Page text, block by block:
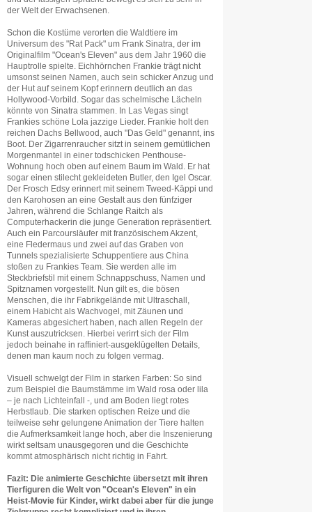
der Welt der Erwachsenen.
Schon die Kostüme verorten die Waldtiere im
Universum des "Rat Pack" um Frank Sinatra, der im
Originalfilm "Ocean's Eleven" aus dem Jahr 1960 die
Hauptrolle spielte. Eichhörnchen Frankie trägt nicht
umsonst seinen Namen, auch sein schicker Anzug und
der Hut auf seinem Kopf erinnern deutlich an das
Hollywood-Vorbild. Sogar das schelmische Lächeln
könnte von Sinatra stammen. In Las Vegas singt
Frankies schöne Lola jazzige Lieder. Frankie holt den
reichen Dachs Bellwood, auch "Das Geld" genannt, ins
Boot. Der Zigarrenraucher sitzt in seinem gemütlichen
Morgenmantel in einer todschicken Penthouse-
Wohnung hoch oben auf einem Baum im Wald. Er hat
sogar einen stilecht gekleideten Butler, den Igel Oscar.
Der Frosch Edsy erinnert mit seinem Tweed-Käppi und
den Karohosen an eine Gestalt aus den fünfziger
Jahren, während die Schlange Raitch als
Computerhackerin die junge Generation repräsentiert.
Auch ein Parcoursläufer mit französischem Akzent,
eine Fledermaus und zwei auf das Graben von
Tunnels spezialisierte Schuppentiere aus China
stoßen zu Frankies Team. Sie werden alle im
Steckbriefstil mit einem Schnappschuss, Namen und
Spitznamen vorgestellt. Nun gilt es, die bösen
Menschen, die ihr Fabrikgelände mit Ultraschall,
einem Habicht als Wachvogel, mit Zäunen und
Kameras abgesichert haben, nach allen Regeln der
Kunst auszutricksen. Hierbei verirrt sich der Film
jedoch beinahe in raffiniert-ausgeklügelten Details,
denen man kaum noch zu folgen vermag.
Visuell schwelgt der Film in starken Farben: So sind
zum Beispiel die Baumstämme im Wald rosa oder lila
– je nach Lichteinfall -, und am Boden liegt rotes
Herbstlaub. Die starken optischen Reize und die
teilweise sehr gelungene Animation der Tiere halten
die Aufmerksamkeit lange hoch, aber die Inszenierung
wirkt seltsam unausgegoren und die Geschichte
kommt atmosphärisch nicht richtig in Fahrt.
Fazit: Die animierte Geschichte übersetzt mit ihren
Tierfiguren die Welt von "Ocean's Eleven" in ein
Heist-Movie für Kinder, wirkt dabei aber für die junge